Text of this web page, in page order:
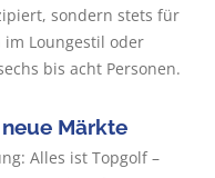
sondern stets für
im Loungestil oder
bis acht Personen.
Märkte
Alles ist Topgolf –